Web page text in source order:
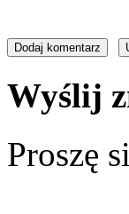
Wyślij
Proszę